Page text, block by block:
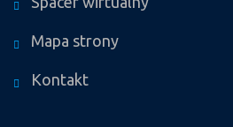
Mapa strony
Kontakt